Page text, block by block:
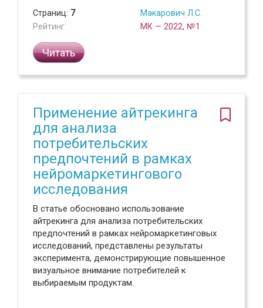
Страниц: 7
Рейтинг:
Макарович Л.С.
МК — 2022, №1
Читать
Применение айтрекинга
для анализа
потребительских
предпочтений в рамках
нейромаркетингового
исследования
В статье обосновано использование
айтрекинга для анализа потребительских
предпочтений в рамках нейромаркетинговых
исследований, представлены результаты
эксперимента, демонстрирующие повышенное
визуальное внимание потребителей к
выбираемым продуктам.